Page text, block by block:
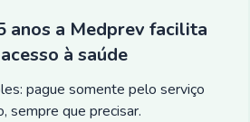
anos a Medprev facilita
à saúde
pague somente pelo serviço
sempre que precisar.